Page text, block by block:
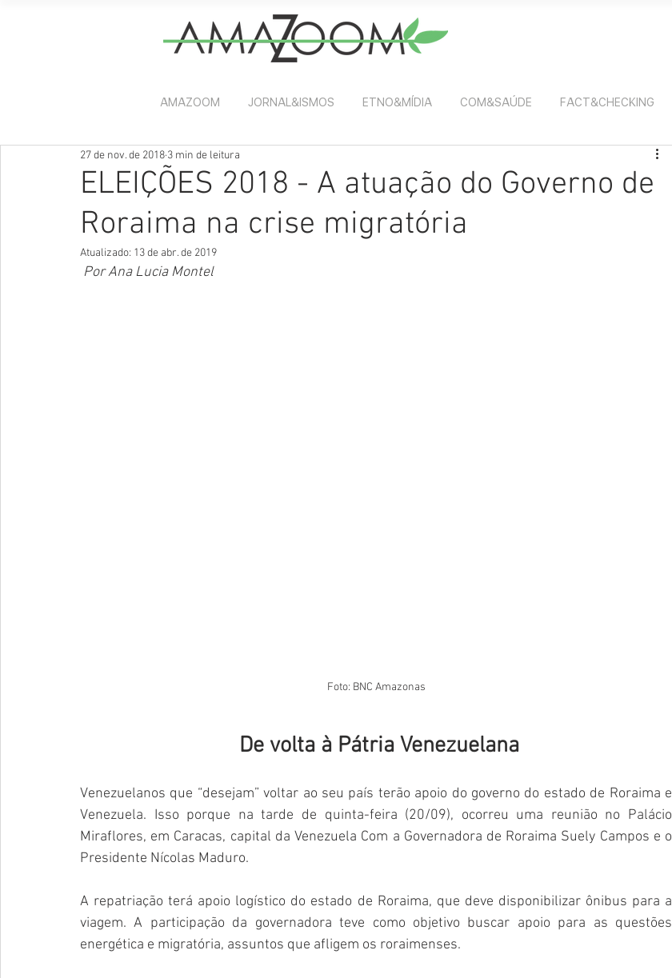
AMAZOOM JORNAL&ISMOS ETNO&MÍDIA COM&SAÚDE FACT&CHECKING
ELEIÇÕES 2018 - A atuação do Governo de
Roraima na crise migratória
27 de nov. de 2018 3 min de leitura
Atualizado: 13 de abr. de 2019
Por Ana Lucia Montel
Foto: BNC Amazonas
De volta à Pátria Venezuelana
Venezuelanos que “desejam” voltar ao seu país terão apoio do governo do estado de Roraima e
Venezuela. Isso porque na tarde de quinta-feira (20/09), ocorreu uma reunião no Palácio
Miraflores, em Caracas, capital da Venezuela Com a Governadora de Roraima Suely Campos e o
Presidente Nícolas Maduro.
A repatriação terá apoio logístico do estado de Roraima, que deve disponibilizar ônibus para a
viagem. A participação da governadora teve como objetivo buscar apoio para as questões
energética e migratória, assuntos que afligem os roraimenses.